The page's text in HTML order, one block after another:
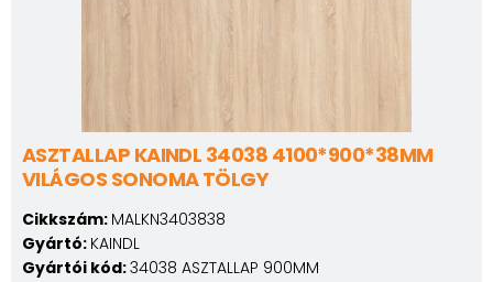
ASZTALLAP KAINDL 34038 4100*900*38MM
VILÁGOS SONOMA TÖLGY
Cikkszám: MALKN3403838
Gyártó: KAINDL
Gyártói kód:34038 ASZTALLAP 900MM